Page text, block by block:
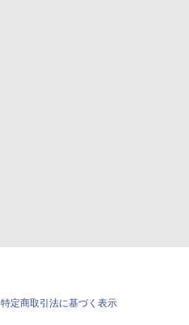
特定商取引法に基づく表示